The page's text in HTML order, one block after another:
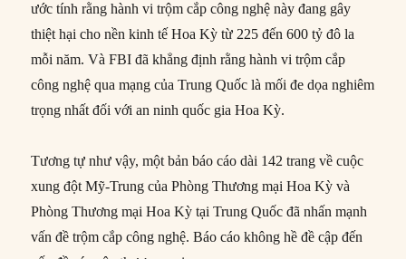
ước tính rằng hành vi trộm cắp công nghệ này đang gây
thiệt hại cho nền kinh tế Hoa Kỳ từ 225 đến 600 tỷ đô la
mỗi năm. Và FBI đã khẳng định rằng hành vi trộm cắp
công nghệ qua mạng của Trung Quốc là mối đe dọa nghiêm
trọng nhất đối với an ninh quốc gia Hoa Kỳ.
Tương tự như vậy, một bản báo cáo dài 142 trang về cuộc
xung đột Mỹ-Trung của Phòng Thương mại Hoa Kỳ và
Phòng Thương mại Hoa Kỳ tại Trung Quốc đã nhấn mạnh
vấn đề trộm cắp công nghệ. Báo cáo không hề đề cập đến